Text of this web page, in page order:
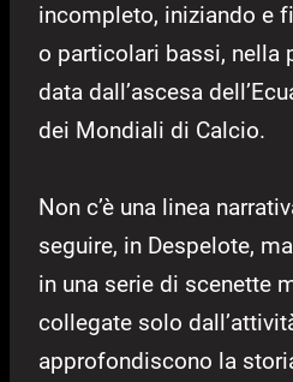
incompleto, iniziando e
o particolari bassi, nella
data dall’ascesa
dei Mondiali di Calcio.
Non c’è una linea
seguire, in Despelote,
in una serie di scenette
collegate solo
approfondiscono la